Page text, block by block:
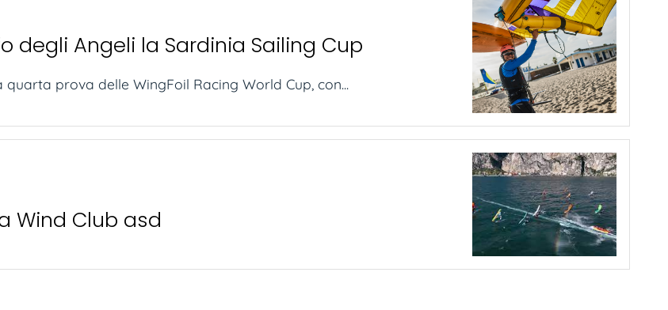
degli Angeli la Sardinia Sailing Cup
prova delle WingFoil Racing World Cup, con...
Wind Club asd